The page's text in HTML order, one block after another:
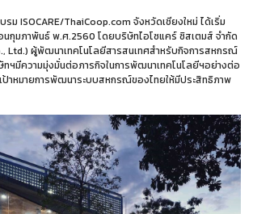
ISOCARE/ThaiCoop.com จังหวัดเชียงใหม่ ได้เริ่ม
นกุมภาพันธ์ พ.ศ.2560 โดยบริษัทไอโซแคร์ ซิสเตมส์ จำกัด
Ltd.) ผู้พัฒนาเทคโนโลยีสารสนเทศสำหรับกิจการสหกรณ์
ฯมีความมุ่งมั่นต่อภารกิจในการพัฒนาเทคโนโลยีฯอย่างต่อ
ป้าหมายการพัฒนาระบบสหกรณ์ของไทยให้มีประสิทธิภาพ